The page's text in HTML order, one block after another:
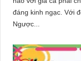
đáng kinh ngạc. Với độ phân giải cao và công nghệ Chống
Ngược...